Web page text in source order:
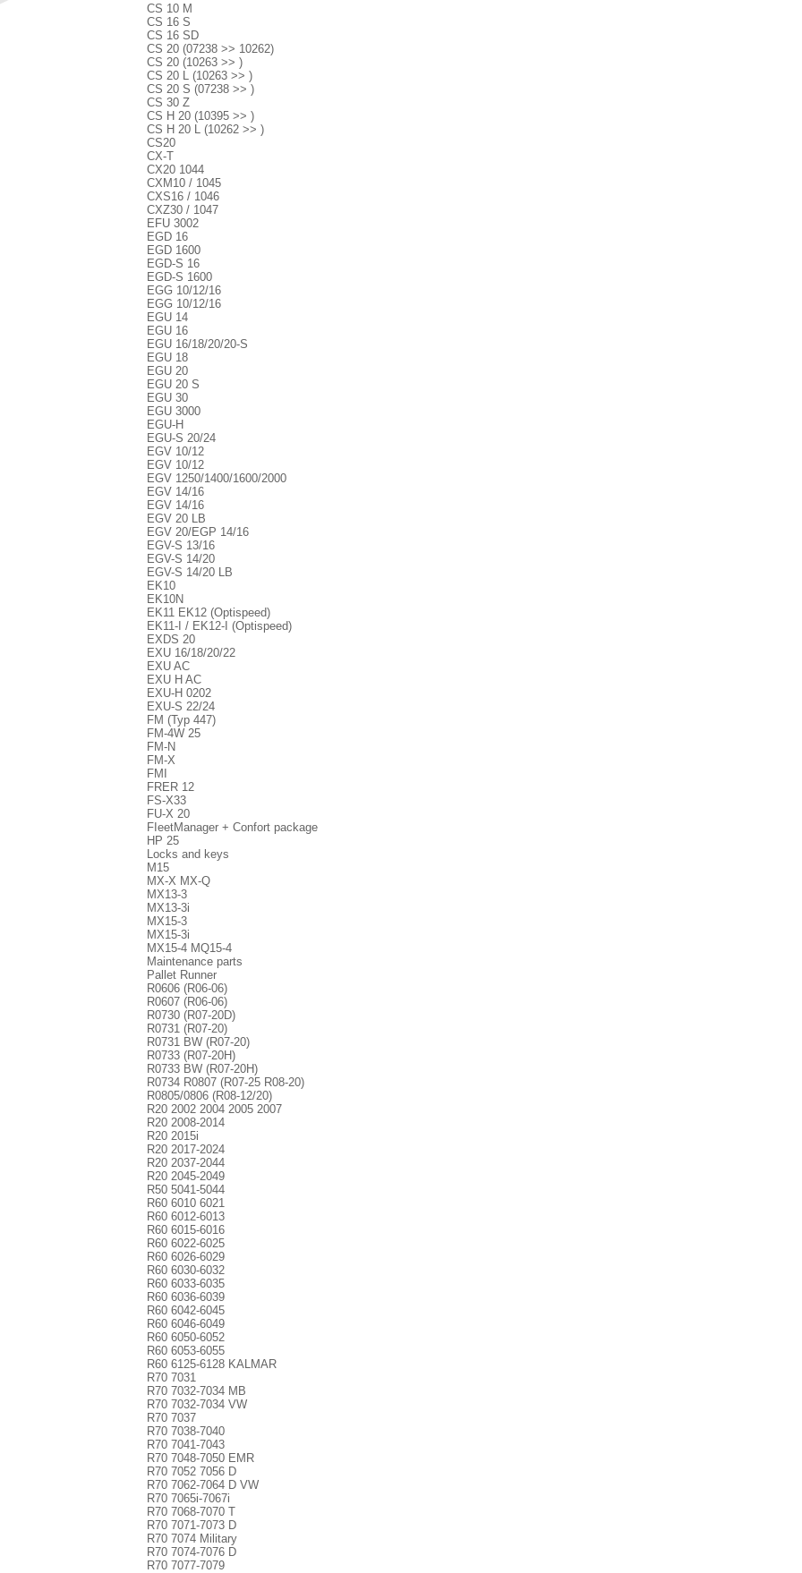
CS 10 M
CS 16 S
CS 16 SD
CS 20 (07238 >> 10262)
CS 20 (10263 >> )
CS 20 L (10263 >> )
CS 20 S (07238 >> )
CS 30 Z
CS H 20 (10395 >> )
CS H 20 L (10262 >> )
CS20
CX-T
CX20 1044
CXM10 / 1045
CXS16 / 1046
CXZ30 / 1047
EFU 3002
EGD 16
EGD 1600
EGD-S 16
EGD-S 1600
EGG 10/12/16
EGG 10/12/16
EGU 14
EGU 16
EGU 16/18/20/20-S
EGU 18
EGU 20
EGU 20 S
EGU 30
EGU 3000
EGU-H
EGU-S 20/24
EGV 10/12
EGV 10/12
EGV 1250/1400/1600/2000
EGV 14/16
EGV 14/16
EGV 20 LB
EGV 20/EGP 14/16
EGV-S 13/16
EGV-S 14/20
EGV-S 14/20 LB
EK10
EK10N
EK11 EK12 (Optispeed)
EK11-I / EK12-I (Optispeed)
EXDS 20
EXU 16/18/20/22
EXU AC
EXU H AC
EXU-H 0202
EXU-S 22/24
FM (Typ 447)
FM-4W 25
FM-N
FM-X
FMI
FRER 12
FS-X33
FU-X 20
FIeetManager + Confort package
HP 25
Locks and keys
M15
MX-X MX-Q
MX13-3
MX13-3i
MX15-3
MX15-3i
MX15-4 MQ15-4
Maintenance parts
Pallet Runner
R0606 (R06-06)
R0607 (R06-06)
R0730 (R07-20D)
R0731 (R07-20)
R0731 BW (R07-20)
R0733 (R07-20H)
R0733 BW (R07-20H)
R0734 R0807 (R07-25 R08-20)
R0805/0806 (R08-12/20)
R20 2002 2004 2005 2007
R20 2008-2014
R20 2015i
R20 2017-2024
R20 2037-2044
R20 2045-2049
R50 5041-5044
R60 6010 6021
R60 6012-6013
R60 6015-6016
R60 6022-6025
R60 6026-6029
R60 6030-6032
R60 6033-6035
R60 6036-6039
R60 6042-6045
R60 6046-6049
R60 6050-6052
R60 6053-6055
R60 6125-6128 KALMAR
R70 7031
R70 7032-7034 MB
R70 7032-7034 VW
R70 7037
R70 7038-7040
R70 7041-7043
R70 7048-7050 EMR
R70 7052 7056 D
R70 7062-7064 D VW
R70 7065i-7067i
R70 7068-7070 T
R70 7071-7073 D
R70 7074 Military
R70 7074-7076 D
R70 7077-7079